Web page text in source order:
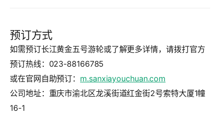
预订方式
如需预订长江黄金五号游轮或了解更多详情，请拨打官方
预订热线： 023-88166785
或在官网自助预订： m.sanxiayouchuan.com
公司地址：重庆市渝北区龙溪街道红金街2号索特大厦1幢
16-1